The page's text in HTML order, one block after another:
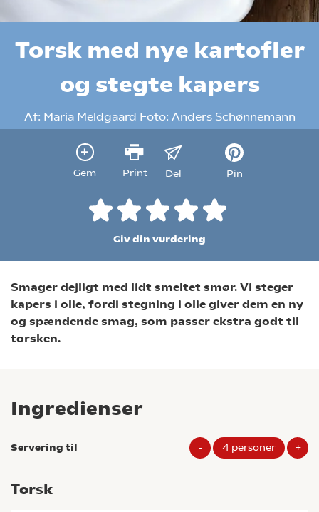
Torsk med nye kartofler
og stegte kapers
Af: Maria Meldgaard Foto: Anders Schønnemann
Gem Print Del Pin
Giv din vurdering
Smager dejligt med lidt smeltet smør. Vi steger
kapers i olie, fordi stegning i olie giver dem en ny
og spændende smag, som passer ekstra godt til
torsken.
Ingredienser
Servering til - 4 personer +
Torsk